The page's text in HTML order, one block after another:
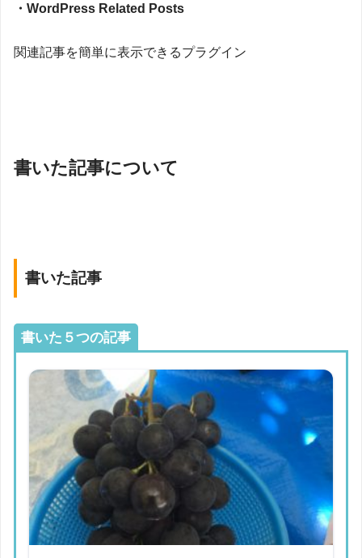
・WordPress Related Posts
関連記事を簡単に表示できるプラグイン
書いた記事について
書いた記事
書いた５つの記事